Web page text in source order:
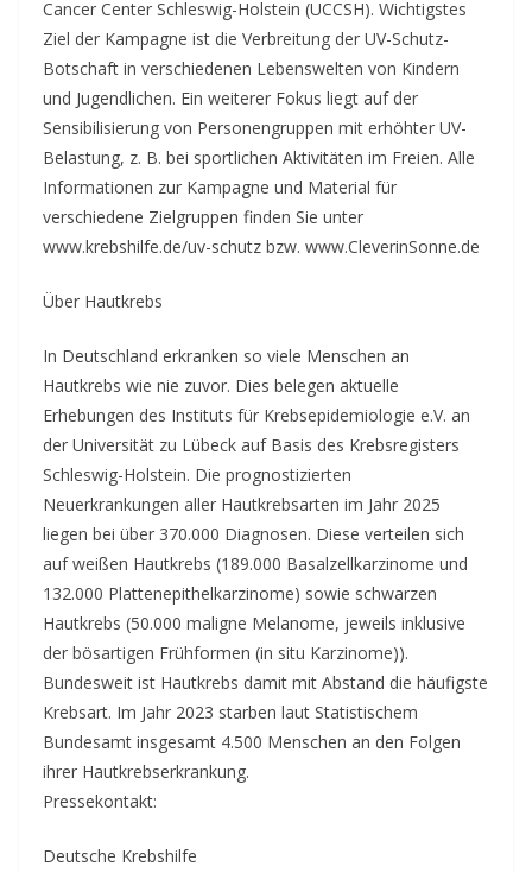
Cancer Center Schleswig-Holstein (UCCSH). Wichtigstes
Ziel der Kampagne ist die Verbreitung der UV-Schutz-
Botschaft in verschiedenen Lebenswelten von Kindern
und Jugendlichen. Ein weiterer Fokus liegt auf der
Sensibilisierung von Personengruppen mit erhöhter UV-
Belastung, z. B. bei sportlichen Aktivitäten im Freien. Alle
Informationen zur Kampagne und Material für
verschiedene Zielgruppen finden Sie unter
www.krebshilfe.de/uv-schutz bzw. www.CleverinSonne.de
Über Hautkrebs
In Deutschland erkranken so viele Menschen an
Hautkrebs wie nie zuvor. Dies belegen aktuelle
Erhebungen des Instituts für Krebsepidemiologie e.V. an
der Universität zu Lübeck auf Basis des Krebsregisters
Schleswig-Holstein. Die prognostizierten
Neuerkrankungen aller Hautkrebsarten im Jahr 2025
liegen bei über 370.000 Diagnosen. Diese verteilen sich
auf weißen Hautkrebs (189.000 Basalzellkarzinome und
132.000 Plattenepithelkarzinome) sowie schwarzen
Hautkrebs (50.000 maligne Melanome, jeweils inklusive
der bösartigen Frühformen (in situ Karzinome)).
Bundesweit ist Hautkrebs damit mit Abstand die häufigste
Krebsart. Im Jahr 2023 starben laut Statistischem
Bundesamt insgesamt 4.500 Menschen an den Folgen
ihrer Hautkrebserkrankung.
Pressekontakt:
Deutsche Krebshilfe